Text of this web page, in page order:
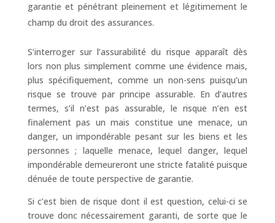
garantie et pénétrant pleinement et légitimement le
champ du droit des assurances.
S’interroger sur l’assurabilité du risque apparaît dès
lors non plus simplement comme une évidence mais,
plus spécifiquement, comme un non-sens puisqu’un
risque se trouve par principe assurable. En d’autres
termes, s’il n’est pas assurable, le risque n’en est
finalement pas un mais constitue une menace, un
danger, un impondérable pesant sur les biens et les
personnes ; laquelle menace, lequel danger, lequel
impondérable demeureront une stricte fatalité puisque
dénuée de toute perspective de garantie.
Si c’est bien de risque dont il est question, celui-ci se
trouve donc nécessairement garanti, de sorte que le